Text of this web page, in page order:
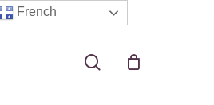
search
French